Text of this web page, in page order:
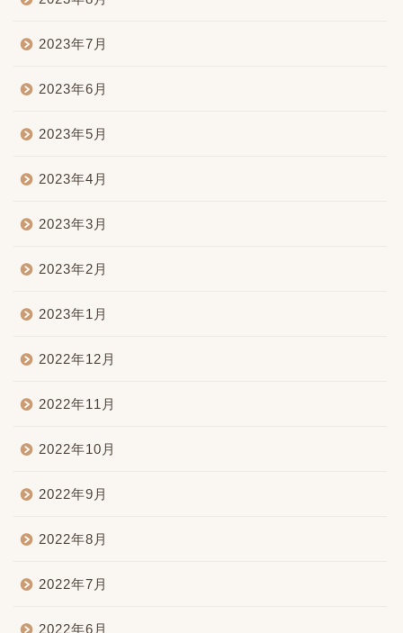
2023年7月
2023年6月
2023年5月
2023年4月
2023年3月
2023年2月
2023年1月
2022年12月
2022年11月
2022年10月
2022年9月
2022年8月
2022年7月
2022年6月